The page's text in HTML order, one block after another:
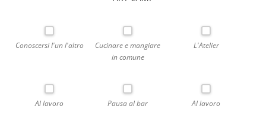
Conoscersi l'un l'altro
Cucinare e mangiare
in comune
L'Atelier
Al lavoro Pausa al bar Al lavoro